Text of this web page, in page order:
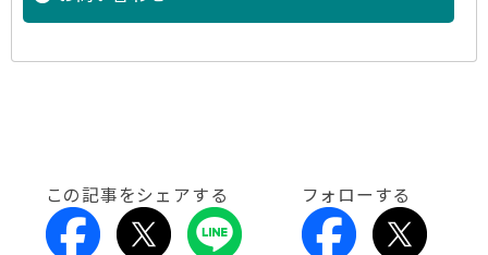
この記事をシェアする フォローする